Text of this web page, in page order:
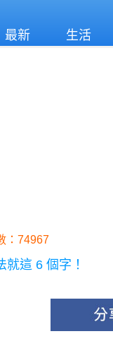
最新 生活
：74967
就這 6 個字！